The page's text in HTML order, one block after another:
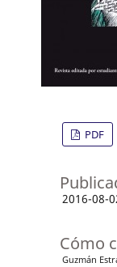
PDF
2016-08-
Cómo
Guzmán